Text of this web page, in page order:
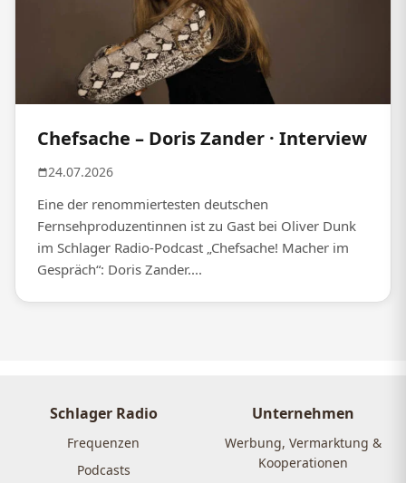
Chefsache – Doris Zander · Interview
24.07.2026
Eine der renommiertesten deutschen
Fernsehproduzentinnen ist zu Gast bei Oliver Dunk
im Schlager Radio-Podcast „Chefsache! Macher im
Gespräch“: Doris Zander....
Schlager Radio
Frequenzen
Podcasts
Unternehmen
Werbung, Vermarktung &
Kooperationen